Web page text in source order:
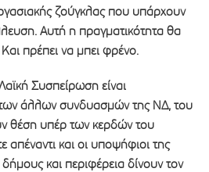
ζούγκλας που υπάρχουν
Αυτή η πραγματικότητα θα
πρέπει να μπει φρένο.
Συσπείρωση είναι
των άλλων συνδυασμών της ΝΔ, του
θέση υπέρ των κερδών του
απέναντι και οι υποψήφιοι της
και περιφέρεια δίνουν τον